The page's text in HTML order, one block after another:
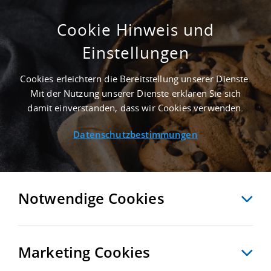
3.400 M² LAGERHALLE IN RÖMHILD NAHE
GÜTERVERKEHRSZENTRUM BAYERNHAFEN
BAMBERG - LANDKREIS HILDBURGHAUSEN
Startseite/ Immobiliensuche/ Detailansicht
ZURÜCK MERKEN VERGLEICHEN EXPORT PDF
Cookie Hinweis und
Einstellungen
Cookies erleichtern die Bereitstellung unserer Dienste.
Mit der Nutzung unserer Dienste erklären Sie sich
damit einverstanden, dass wir Cookies verwenden.
Datenschutzbestimmungen
Notwendige Cookies
Marketing Cookies